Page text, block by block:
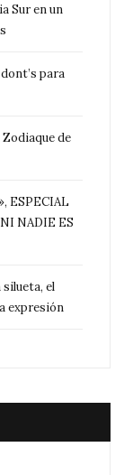
Sur en un
para
de
ESPECIAL
NADIE ES
silueta, el
expresión